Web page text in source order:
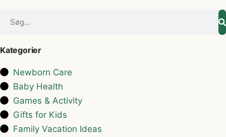
Kategorier
Newborn Care
Baby Health
Games & Activity
Gifts for Kids
Family Vacation Ideas